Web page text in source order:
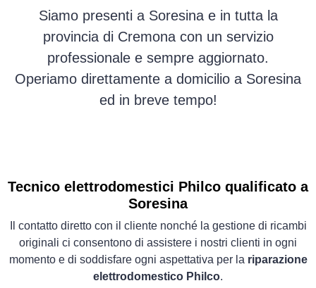
Siamo presenti a Soresina e in tutta la
provincia di Cremona con un servizio
professionale e sempre aggiornato.
Operiamo direttamente a domicilio a Soresina
ed in breve tempo!
Tecnico elettrodomestici Philco qualificato a
Soresina
Il contatto diretto con il cliente nonché la gestione di ricambi
originali ci consentono di assistere i nostri clienti in ogni
momento e di soddisfare ogni aspettativa per la riparazione
elettrodomestico Philco.